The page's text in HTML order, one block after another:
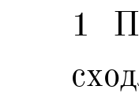
1